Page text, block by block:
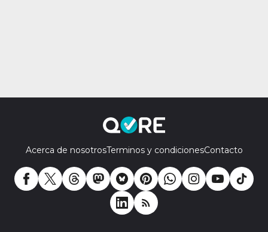
Acerca de nosotrosTerminos y condicionesContacto